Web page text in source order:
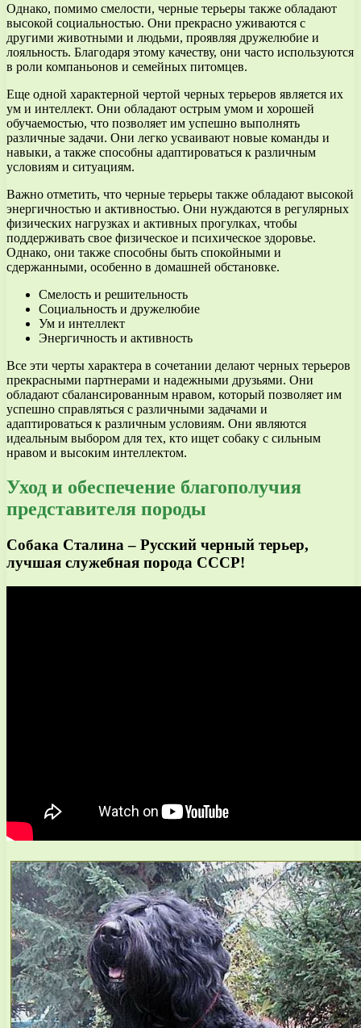
Однако, помимо смелости, черные терьеры также обладают
высокой социальностью. Они прекрасно уживаются с
другими животными и людьми, проявляя дружелюбие и
лояльность. Благодаря этому качеству, они часто используются
в роли компаньонов и семейных питомцев.
Еще одной характерной чертой черных терьеров является их
ум и интеллект. Они обладают острым умом и хорошей
обучаемостью, что позволяет им успешно выполнять
различные задачи. Они легко усваивают новые команды и
навыки, а также способны адаптироваться к различным
условиям и ситуациям.
Важно отметить, что черные терьеры также обладают высокой
энергичностью и активностью. Они нуждаются в регулярных
физических нагрузках и активных прогулках, чтобы
поддерживать свое физическое и психическое здоровье.
Однако, они также способны быть спокойными и
сдержанными, особенно в домашней обстановке.
Смелость и решительность
Социальность и дружелюбие
Ум и интеллект
Энергичность и активность
Все эти черты характера в сочетании делают черных терьеров
прекрасными партнерами и надежными друзьями. Они
обладают сбалансированным нравом, который позволяет им
успешно справляться с различными задачами и
адаптироваться к различным условиям. Они являются
идеальным выбором для тех, кто ищет собаку с сильным
нравом и высоким интеллектом.
Уход и обеспечение благополучия
представителя породы
Собака Сталина – Русский черный терьер,
лучшая служебная порода СССР!